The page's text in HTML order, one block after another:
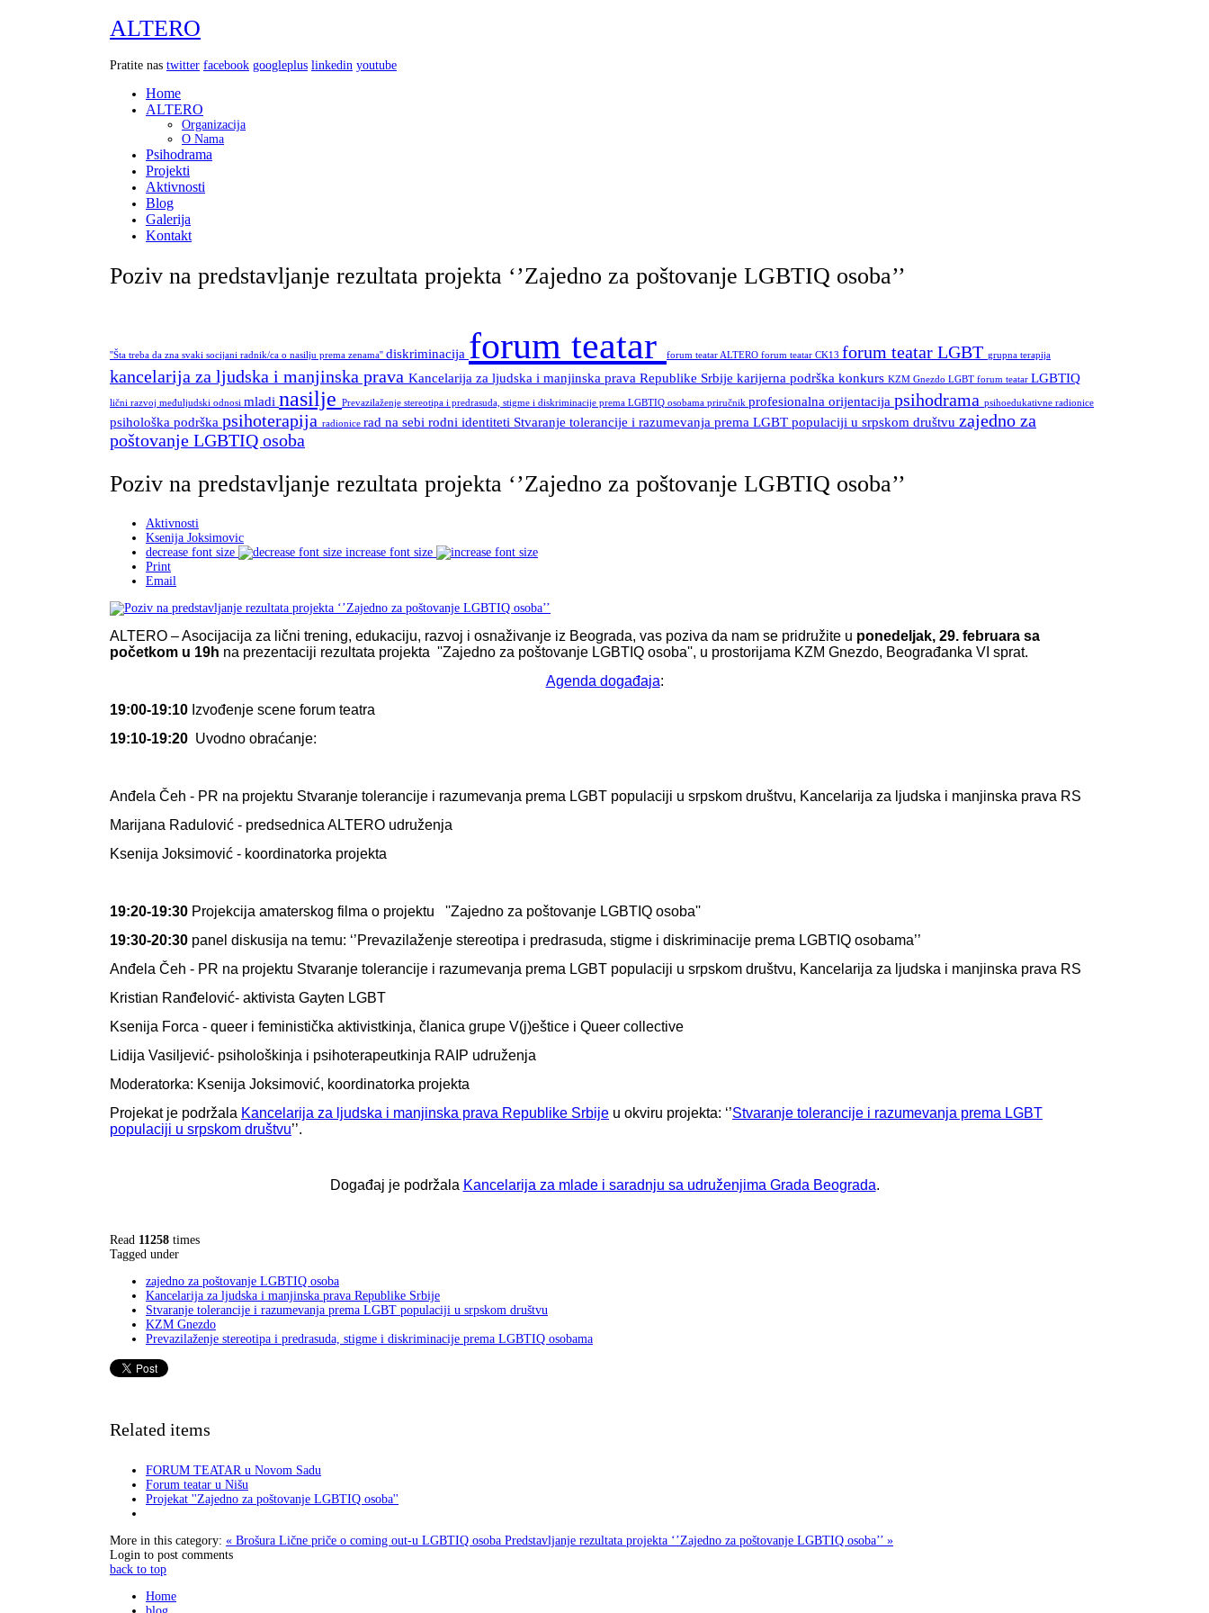
ALTERO
Pratite nas twitter facebook googleplus linkedin youtube
Home
ALTERO
Organizacija
O Nama
Psihodrama
Projekti
Aktivnosti
Blog
Galerija
Kontakt
Poziv na predstavljanje rezultata projekta ‘’Zajedno za poštovanje LGBTIQ osoba’’
''Šta treba da zna svaki socijani radnik/ca o nasilju prema zenama'' diskriminacija forum teatar forum teatar ALTERO forum teatar CK13 forum teatar LGBT grupna terapija
kancelarija za ljudska i manjinska prava Kancelarija za ljudska i manjinska prava Republike Srbije karijerna podrška konkurs KZM Gnezdo LGBT forum teatar LGBTIQ
lični razvoj međuljudski odnosi mladi nasilje Prevazilaženje stereotipa i predrasuda, stigme i diskriminacije prema LGBTIQ osobama priručnik profesionalna orijentacija psihodrama psihoedukativne radionice
psihološka podrška psihoterapija radionice rad na sebi rodni identiteti Stvaranje tolerancije i razumevanja prema LGBT populaciji u srpskom društvu zajedno za
poštovanje LGBTIQ osoba
Poziv na predstavljanje rezultata projekta ‘’Zajedno za poštovanje LGBTIQ osoba’’
Aktivnosti
Ksenija Joksimovic
decrease font size
increase font size
Print
Email
ALTERO – Asocijacija za lični trening, edukaciju, razvoj i osnaživanje iz Beograda, vas poziva da nam se pridružite u ponedeljak, 29. februara sa
početkom u 19h na prezentaciji rezultata projekta ''Zajedno za poštovanje LGBTIQ osoba'', u prostorijama KZM Gnezdo, Beograđanka VI sprat.
Agenda događaja:
19:00-19:10 Izvođenje scene forum teatra
19:10-19:20 Uvodno obraćanje:
Anđela Čeh - PR na projektu Stvaranje tolerancije i razumevanja prema LGBT populaciji u srpskom društvu, Kancelarija za ljudska i manjinska prava RS
Marijana Radulović - predsednica ALTERO udruženja
Ksenija Joksimović - koordinatorka projekta
19:20-19:30 Projekcija amaterskog filma o projektu
''Zajedno za poštovanje LGBTIQ osoba''
19:30-20:30 panel diskusija na temu: ‘’Prevazilaženje stereotipa i predrasuda, stigme i diskriminacije prema LGBTIQ osobama’’
Anđela Čeh - PR na projektu Stvaranje tolerancije i razumevanja prema LGBT populaciji u srpskom društvu, Kancelarija za ljudska i manjinska prava RS
Kristian Ranđelović- aktivista Gayten LGBT
Ksenija Forca - queer i feministička aktivistkinja, članica grupe V(j)eštice i Queer collective
Lidija Vasiljević- psihološkinja i psihoterapeutkinja RAIP udruženja
Moderatorka: Ksenija Joksimović, koordinatorka projekta
Projekat je podržala Kancelarija za ljudska i manjinska prava Republike Srbije u okviru projekta: ‘’Stvaranje tolerancije i razumevanja prema LGBT
populaciji u srpskom društvu’’.
Događaj je podržala Kancelarija za mlade i saradnju sa udruženjima Grada Beograda.
Read 11258 times
Tagged under
zajedno za poštovanje LGBTIQ osoba
Kancelarija za ljudska i manjinska prava Republike Srbije
Stvaranje tolerancije i razumevanja prema LGBT populaciji u srpskom društvu
KZM Gnezdo
Prevazilaženje stereotipa i predrasuda, stigme i diskriminacije prema LGBTIQ osobama
Related items
FORUM TEATAR u Novom Sadu
Forum teatar u Nišu
Projekat ''Zajedno za poštovanje LGBTIQ osoba''
More in this category: « Brošura Lične priče o coming out-u LGBTIQ osoba Predstavljanje rezultata projekta ‘’Zajedno za poštovanje LGBTIQ osoba’’ »
Login to post comments
back to top
Home